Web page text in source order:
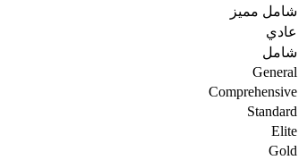
شامل مميز
عادي
شامل
General
Comprehensive
Standard
Elite
Gold